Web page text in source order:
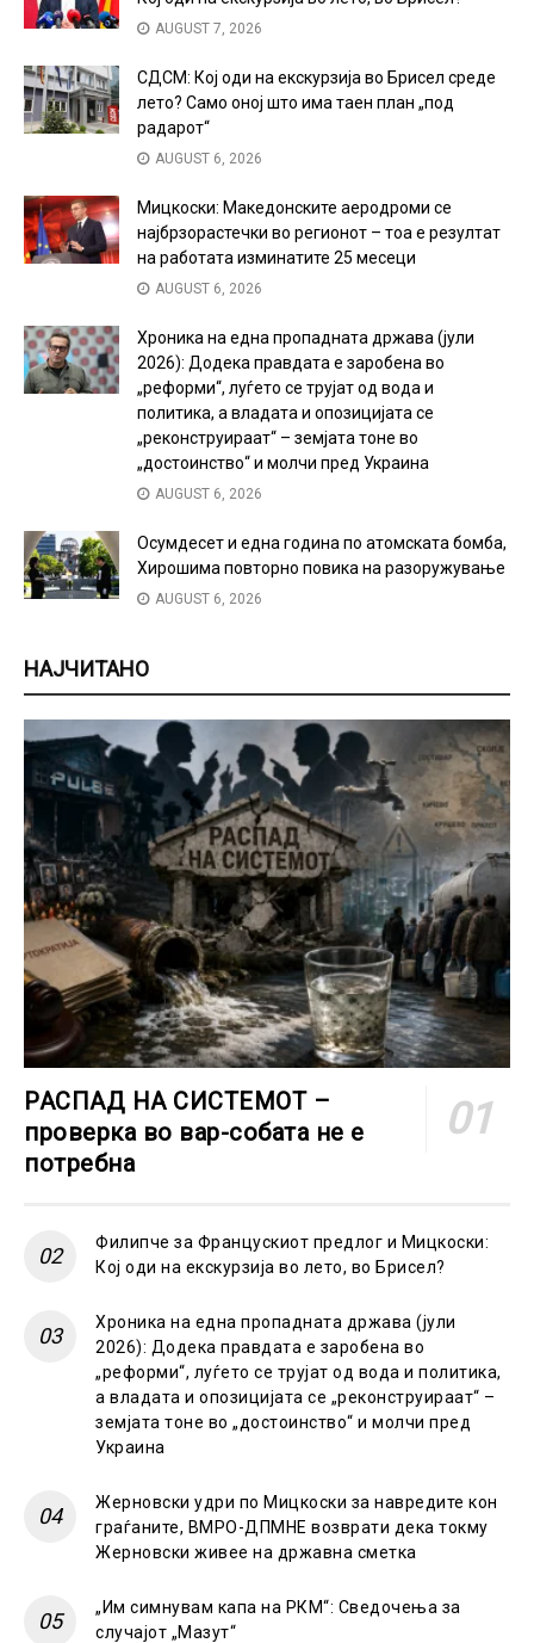
AUGUST 7, 2026
СДСМ: Кој оди на екскурзија во Брисел среде
лето? Само оној што има таен план „под
радарот“
AUGUST 6, 2026
Мицкоски: Македонските аеродроми се
најбрзорастечки во регионот – тоа е резултат
на работата изминатите 25 месеци
AUGUST 6, 2026
Хроника на една пропадната држава (јули
2026): Додека правдата е заробена во
„реформи“, луѓето се трујат од вода и
политика, а владата и опозицијата се
„реконструираат“ – земјата тоне во
„достоинство“ и молчи пред Украина
AUGUST 6, 2026
Осумдесет и една година по атомската бомба,
Хирошима повторно повика на разоружување
AUGUST 6, 2026
НАЈЧИТАНО
РАСПАД НА СИСТЕМОТ –
проверка во вар-собата не е
потребна
Филипче за Францускиот предлог и Мицкоски:
Кој оди на екскурзија во лето, во Брисел?
Хроника на една пропадната држава (јули
2026): Додека правдата е заробена во
„реформи“, луѓето се трујат од вода и политика,
а владата и опозицијата се „реконструираат“ –
земјата тоне во „достоинство“ и молчи пред
Украина
Жерновски удри по Мицкоски за навредите кон
граѓаните, ВМРО-ДПМНЕ возврати дека токму
Жерновски живее на државна сметка
„Им симнувам капа на РКМ“: Сведочења за
случајот „Мазут“